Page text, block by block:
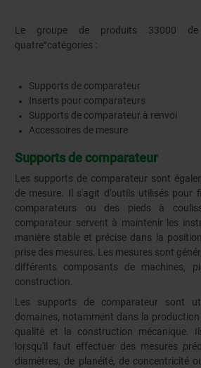
Le groupe de produits 33000 de
quatre°catégories :
Supports de comparateur
Inserts pour comparateurs
Supports de comparateur à renvoi
Accessoires de mesure
Supports de comparateur
Les supports de comparateur sont
de mesure. Il s'agit d'outils utilisés pour
comparateurs ou des pieds à
comparateur servent à maintenir les
manière stable et précise dans la
prise des mesures. Les mesures sont
différents composants de machines,
construction.
Les supports de comparateur sont
domaines, notamment dans la
qualité et la construction mécanique.
lorsqu'il faut effectuer des mesures
diamètres, de planéité, de concentricité